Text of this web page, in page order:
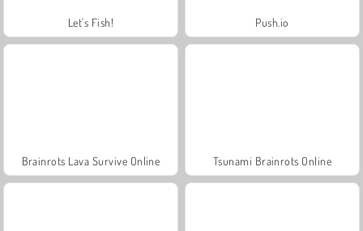
Let's Fish! Push.io
Brainrots Lava Survive Online Tsunami Brainrots Online